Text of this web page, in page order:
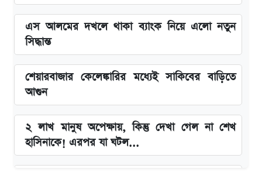
এস আলমের দখলে থাকা ব্যাংক নিয়ে এলো নতুন
সিদ্ধান্ত
শেয়ারবাজার কেলেঙ্কারির মধ্যেই সাকিবের বাড়িতে
আগুন
২ লাখ মানুষ অপেক্ষায়, কিন্তু দেখা গেল না শেখ
হাসিনাকে! এরপর যা ঘটল...